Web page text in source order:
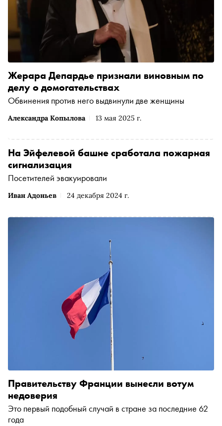
Александра Копылова 13 мая 2025 г.
Жерара Депардье признали виновным по
делу о домогательствах
Обвинения против него выдвинули две женщины
Иван Адоньев 24 декабря 2024 г.
На Эйфелевой башне сработала пожарная
сигнализация
Посетителей эвакуировали
Правительству Франции вынесли вотум
недоверия
Это первый подобный случай в стране за последние 62
года